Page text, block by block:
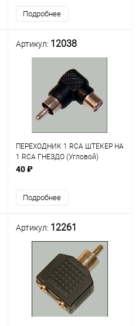
270)
Подробнее
Артикул: 12038
ПЕРЕХОДНИК 1 RCA ШТЕКЕР НА
1 RCA ГНЕЗДО (Угловой)
материал:пластик
40 ₽
Подробнее
Артикул: 12261